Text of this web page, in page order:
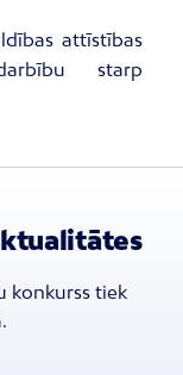
attīstības
starp
konkurss tiek